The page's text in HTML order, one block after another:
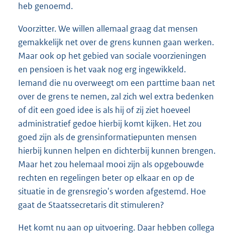
heb genoemd.
Voorzitter. We willen allemaal graag dat mensen
gemakkelijk net over de grens kunnen gaan werken.
Maar ook op het gebied van sociale voorzieningen
en pensioen is het vaak nog erg ingewikkeld.
Iemand die nu overweegt om een parttime baan net
over de grens te nemen, zal zich wel extra bedenken
of dit een goed idee is als hij of zij ziet hoeveel
administratief gedoe hierbij komt kijken. Het zou
goed zijn als de grensinformatiepunten mensen
hierbij kunnen helpen en dichterbij kunnen brengen.
Maar het zou helemaal mooi zijn als opgebouwde
rechten en regelingen beter op elkaar en op de
situatie in de grensregio's worden afgestemd. Hoe
gaat de Staatssecretaris dit stimuleren?
Het komt nu aan op uitvoering. Daar hebben collega